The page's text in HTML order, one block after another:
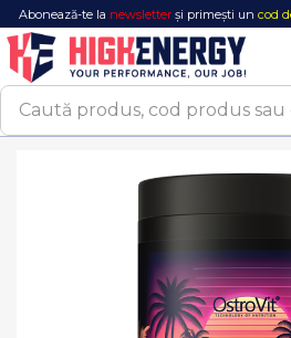
Abonează-te la newsletter și primești un cod
ta!